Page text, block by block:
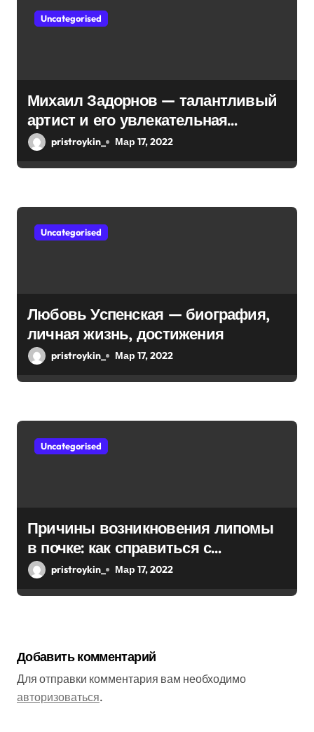
п
и
с
м
Uncategorised
Михаил Задорнов — талантливый
артист и его увлекательная
биография — выдающиеся
pristroykin_ Мар 17, 2022
Uncategorised
Любовь Успенская — биография,
личная жизнь, достижения
pristroykin_ Мар 17, 2022
Uncategorised
Причины возникновения липомы
в почке: как справиться с
болезнью
pristroykin_ Мар 17, 2022
Добавить комментарий
Для отправки комментария вам необходимо
авторизоваться.